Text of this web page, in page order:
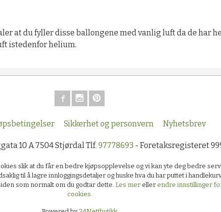
at du fyller disse ballongene med vanlig luft da de har
istedenfor helium.
Sikkerhet og personvern Nyhetsbrev
10 A 7504 Stjørdal Tlf. 97778693 - Foretaksregisteret
slik at du får en bedre kjøpsopplevelse og vi kan yte deg bedre
til å lagre innloggingsdetaljer og huske hva du har puttet i
som normalt om du godtar dette. Les mer eller endre innstillinger
cookies.